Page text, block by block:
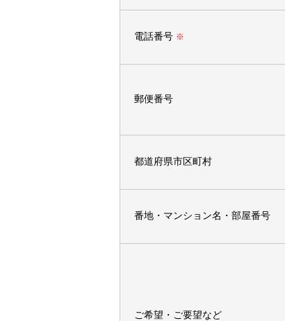
電話番号 ※
郵便番号
都道府県市区町村
番地・マンション名・部屋番号
ご希望・ご要望など